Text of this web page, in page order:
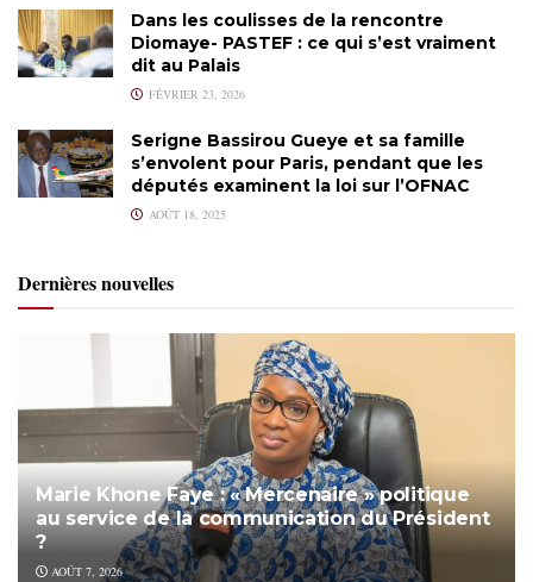
Dans les coulisses de la rencontre
Diomaye- PASTEF : ce qui s’est vraiment
dit au Palais
FÉVRIER 23, 2026
Serigne Bassirou Gueye et sa famille
s’envolent pour Paris, pendant que les
députés examinent la loi sur l’OFNAC
AOÛT 18, 2025
Dernières nouvelles
Marie Khone Faye : « Mercenaire » politique
au service de la communication du Président
?
AOÛT 7, 2026